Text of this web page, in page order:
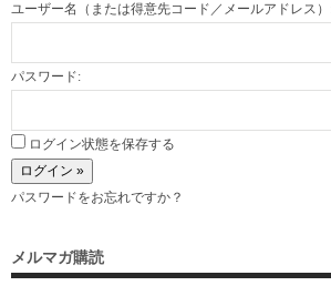
ユーザー名（または得意先コード／メールアドレス
パスワード:
ログイン状態を保存する
パスワードをお忘れですか？
メルマガ購読